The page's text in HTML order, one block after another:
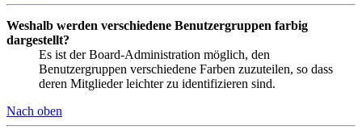
Weshalb werden verschiedene Benutzergruppen farbig
dargestellt?
Es ist der Board-Administration möglich, den
Benutzergruppen verschiedene Farben zuzuteilen, so dass
deren Mitglieder leichter zu identifizieren sind.
Nach oben